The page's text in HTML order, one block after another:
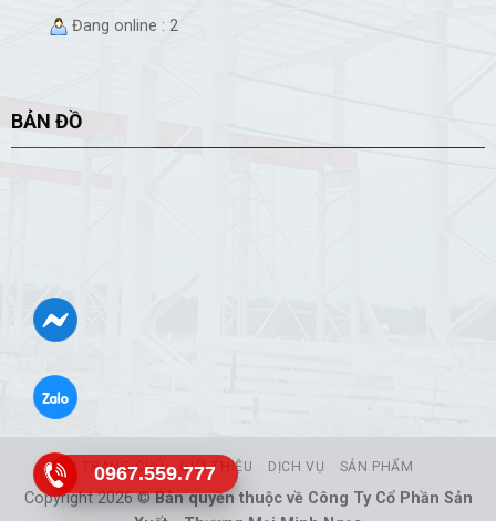
Đang online : 2
BẢN ĐỒ
TRANG CHỦ GIỚI THIỆU DỊCH VỤ SẢN PHẨM
Copyright 2026 ©Bản quyền thuộc về Công Ty Cổ Phần Sản
0967.559.777